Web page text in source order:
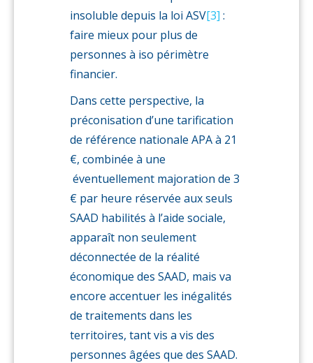
insoluble depuis la loi ASV[3] :
faire mieux pour plus de
personnes à iso périmètre
financier.
Dans cette perspective, la
préconisation d’une tarification
de référence nationale APA à 21
€, combinée à une
éventuellement majoration de 3
€ par heure réservée aux seuls
SAAD habilités à l’aide sociale,
apparaît non seulement
déconnectée de la réalité
économique des SAAD, mais va
encore accentuer les inégalités
de traitements dans les
territoires, tant vis a vis des
personnes âgées que des SAAD.